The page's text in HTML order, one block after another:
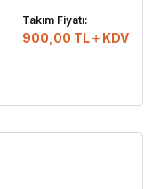
Takım Fiyatı:
900,00 TL KDV